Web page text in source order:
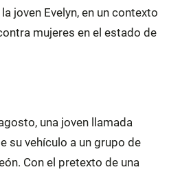
joven Evelyn, en un contexto
mujeres en el estado de
una joven llamada
su vehículo a un grupo de
Con el pretexto de una